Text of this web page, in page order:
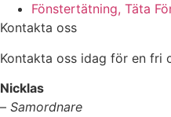
Fönstertätning, Täta
Kontakta oss
Kontakta oss idag för en fri
Nicklas
– Samordnare